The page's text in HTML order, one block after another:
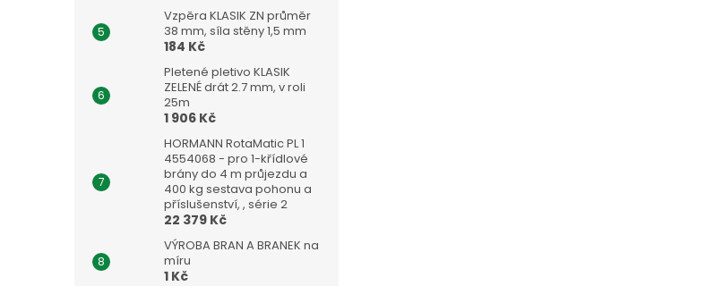
Vzpěra KLASIK ZN průměr
38 mm, síla stěny 1,5 mm
184 Kč
Pletené pletivo KLASIK
ZELENÉ drát 2.7 mm, v roli
25m
1 906 Kč
HORMANN RotaMatic PL 1
4554068 - pro 1-křídlové
brány do 4 m průjezdu a
400 kg sestava pohonu a
příslušenství, , série 2
22 379 Kč
VÝROBA BRAN A BRANEK na
míru
1 Kč